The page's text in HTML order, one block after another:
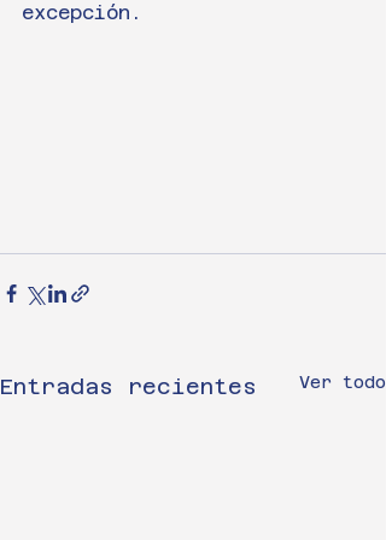
excepción.
Entradas recientes Ver todo